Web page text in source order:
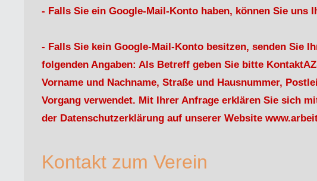
- Falls Sie ein Google-Mail-Konto haben, können Sie uns
- Falls Sie kein Google-Mail-Konto besitzen, senden Sie
folgenden Angaben: Als Betreff geben Sie bitte
Vorname und Nachname, Straße und Hausnummer,
Vorgang verwendet. Mit Ihrer Anfrage erklären Sie sich
der Datenschutzerklärung auf unserer Website
Kontakt zum Verein